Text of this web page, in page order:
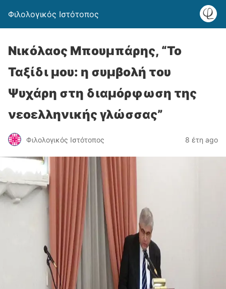
Φιλολογικός Ιστότοπος
Νικόλαος Μπουμπάρης, “Το
Ταξίδι μου: η συμβολή του
Ψυχάρη στη διαμόρφωση της
νεοελληνικής γλώσσας”
Φιλολογικός Ιστότοπος 8 έτη ago